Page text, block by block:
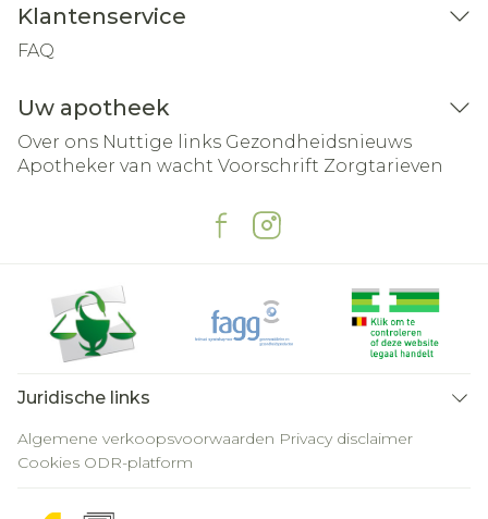
Klantenservice
FAQ
Uw apotheek
Over ons Nuttige links Gezondheidsnieuws
Apotheker van wacht Voorschrift Zorgtarieven
Juridische links
Algemene verkoopsvoorwaarden Privacy disclaimer
Cookies ODR-platform